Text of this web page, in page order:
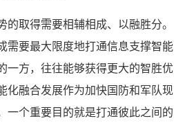
的取得需要相辅相成、以融胜分。
需要最大限度地打通信息支撑智能
一方，往往能够获得更大的智胜优
化融合发展作为加快国防和军队现
一个重要目的就是打通彼此之间的